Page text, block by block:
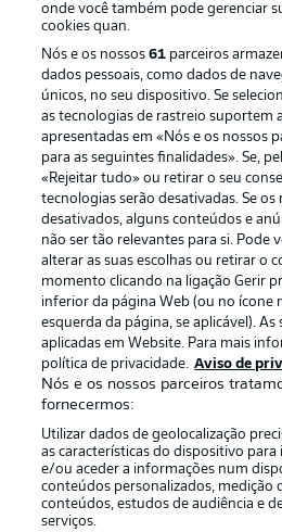
Publicidade
Gerir preferências
Trabalhe conosco
Contato
onde você também pode gerenciar
cookies quan.
Nós e os nossos61 parceiros
dados pessoais, como dados de
únicos, no seu dispositivo. Se
as tecnologias de rastreio suportem
apresentadas em «Nós e os nossos
para as seguintes finalidades». Se,
«Rejeitar tudo» ou retirar o seu
tecnologias serão desativadas. Se
desativados, alguns conteúdos e
não ser tão relevantes para si. Pode
alterar as suas escolhas ou retirar o
momento clicando na ligação Gerir
inferior da página Web (ou no ícone
esquerda da página, se aplicável). As
aplicadas em Website. Para mais
política de privacidade. Aviso de
Nós e os nossos parceiros
fornecermos:
Utilizar dados de geolocalização
as características do dispositivo
e/ou aceder a informações num
conteúdos personalizados, medição
conteúdos, estudos de audiência e
serviços.